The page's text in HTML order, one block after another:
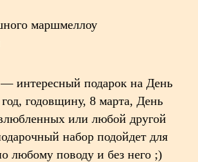
маршмеллоу
интересный подарок на День
годовщину, 8 марта, День
или любой другой
набор подойдет для
любому поводу и без него ;)